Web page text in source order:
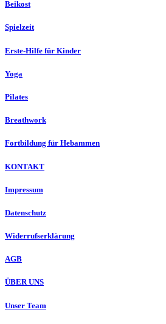
Beikost
Spielzeit
Erste-Hilfe für Kinder
Yoga
Pilates
Breathwork
Fortbildung für Hebammen
KONTAKT
Impressum
Datenschutz
Widerrufserklärung
AGB
ÜBER UNS
Unser Team